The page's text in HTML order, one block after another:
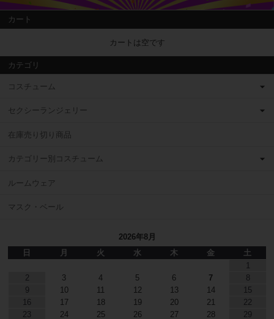
カート
カートは空です
カテゴリ
コスチューム
セクシーランジェリー
在庫売り切り商品
カテゴリー別コスチューム
ルームウェア
マスク・ベール
2026年8月
日
月 火 水 木 金
土
2
3 4 5 6 7
8
9
10 11 12 13 14
15
16
17 18 19 20 21
22
23
24 25 26 27 28 29